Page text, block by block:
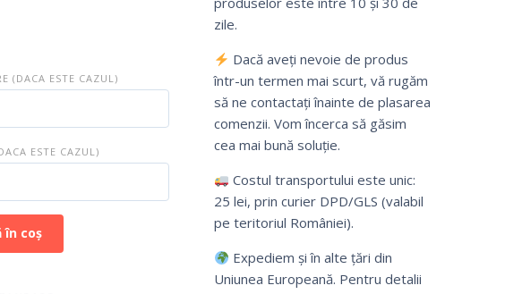
(DACA ESTE CAZUL)
ESTE CAZUL)
în coș
zile.
Dacă aveți nevoie de produs
într-un termen mai scurt, vă rugăm
să ne contactați înainte de plasarea
comenzii. Vom încerca să găsim
cea mai bună soluție.
Costul transportului este unic:
25 lei, prin curier DPD/GLS (valabil
pe teritoriul României).
Expediem și în alte țări din
Uniunea Europeană. Pentru detalii